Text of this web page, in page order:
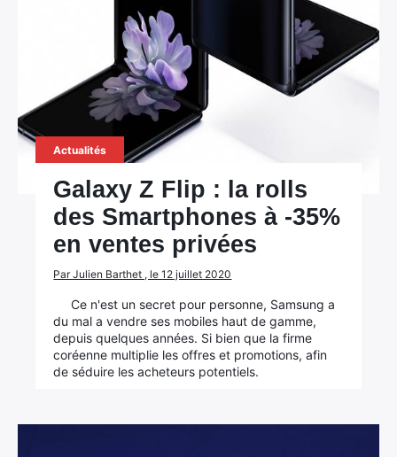
Actualités
Galaxy Z Flip : la rolls
des Smartphones à -35%
en ventes privées
Par Julien Barthet , le 12 juillet 2020
Ce n'est un secret pour personne, Samsung a
du mal a vendre ses mobiles haut de gamme,
depuis quelques années. Si bien que la firme
coréenne multiplie les offres et promotions, afin
de séduire les acheteurs potentiels.